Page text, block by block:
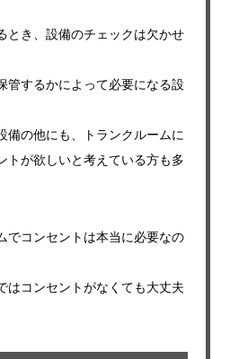
とき、設備のチェックは欠かせ
管するかによって必要になる設
備の他にも、トランクルームに
トが欲しいと考えている方も多
でコンセントは本当に必要なの
はコンセントがなくても大丈夫